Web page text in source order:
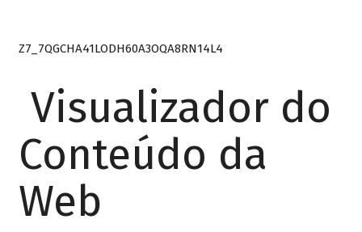
Z7_7QGCHA41LODH60A3OQA8RN14L4
Visualizador do
Conteúdo da
Web